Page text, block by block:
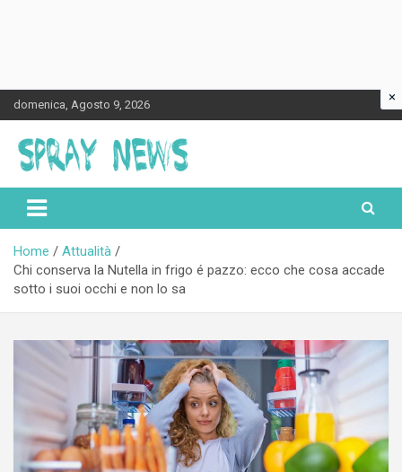
Skip
to
content
domenica, Agosto 9, 2026
Spraynews.it
Home
Attualità
Chi conserva la Nutella in frigo é pazzo: ecco che cosa accade
sotto i suoi occhi e non lo sa
×